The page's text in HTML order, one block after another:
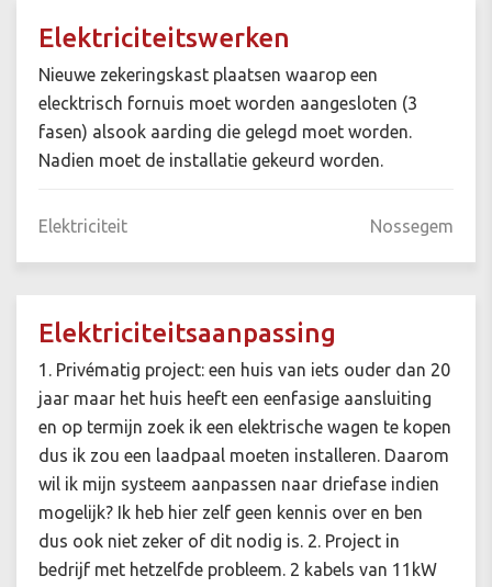
Elektriciteitswerken
Nieuwe zekeringskast plaatsen waarop een
elecktrisch fornuis moet worden aangesloten (3
fasen) alsook aarding die gelegd moet worden.
Nadien moet de installatie gekeurd worden.
Elektriciteit Nossegem
Elektriciteitsaanpassing
1. Privématig project: een huis van iets ouder dan 20
jaar maar het huis heeft een eenfasige aansluiting
en op termijn zoek ik een elektrische wagen te kopen
dus ik zou een laadpaal moeten installeren. Daarom
wil ik mijn systeem aanpassen naar driefase indien
mogelijk? Ik heb hier zelf geen kennis over en ben
dus ook niet zeker of dit nodig is. 2. Project in
bedrijf met hetzelfde probleem. 2 kabels van 11kW